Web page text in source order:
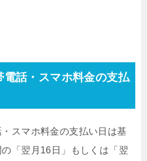
電話・スマホ料金の支払
スマホ料金の支払い日は基
「翌月16日」もしくは「翌